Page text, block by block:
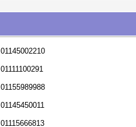
01145002210
01111100291
01155989988
01145450011
01115666813